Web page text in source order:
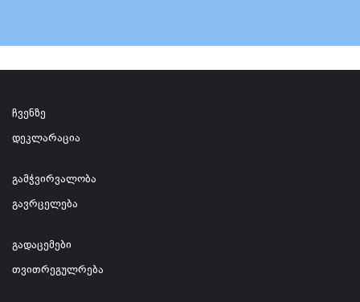
ჩვენზე
დეკლარაცია
გამჭვირვალობა
გავრცელება
გადაცემები
თვითრეგულრება